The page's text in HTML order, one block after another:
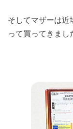
そしてマザーは
って買ってきまし